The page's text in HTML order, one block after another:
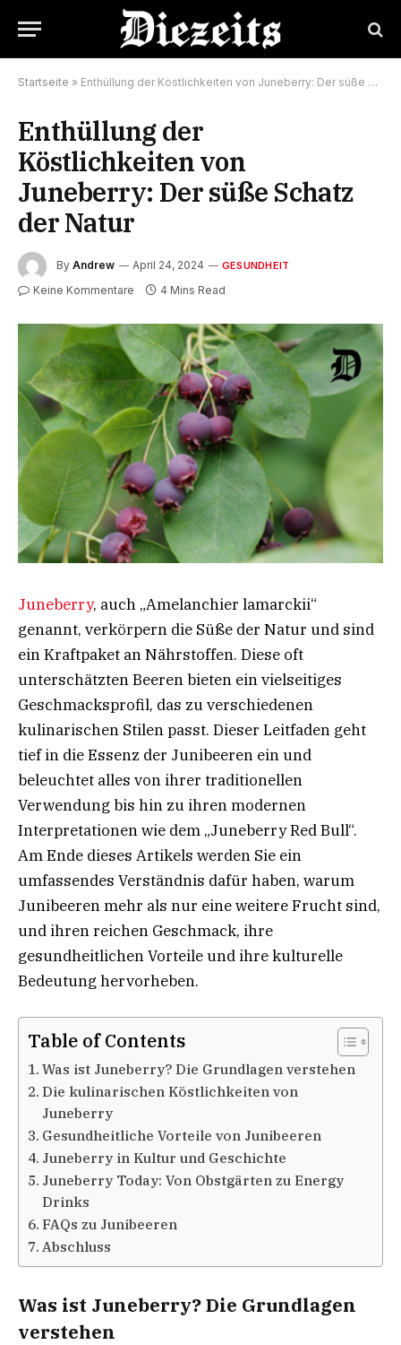
Startseite » Enthüllung der Köstlichkeiten von Juneberry: Der süße Schatz der Natur
Enthüllung der
Köstlichkeiten von
Juneberry: Der süße Schatz
der Natur
By Andrew April 24, 2024 GESUNDHEIT
Keine Kommentare 4 Mins Read
Juneberry, auch „Amelanchier lamarckii“
genannt, verkörpern die Süße der Natur und sind
ein Kraftpaket an Nährstoffen. Diese oft
unterschätzten Beeren bieten ein vielseitiges
Geschmacksprofil, das zu verschiedenen
kulinarischen Stilen passt. Dieser Leitfaden geht
tief in die Essenz der Junibeeren ein und
beleuchtet alles von ihrer traditionellen
Verwendung bis hin zu ihren modernen
Interpretationen wie dem „Juneberry Red Bull“.
Am Ende dieses Artikels werden Sie ein
umfassendes Verständnis dafür haben, warum
Junibeeren mehr als nur eine weitere Frucht sind,
und ihren reichen Geschmack, ihre
gesundheitlichen Vorteile und ihre kulturelle
Bedeutung hervorheben.
Table of Contents
Was ist Juneberry? Die Grundlagen verstehen
Die kulinarischen Köstlichkeiten von
Juneberry
Gesundheitliche Vorteile von Junibeeren
Juneberry in Kultur und Geschichte
Juneberry Today: Von Obstgärten zu Energy
Drinks
FAQs zu Junibeeren
Abschluss
Was ist Juneberry? Die Grundlagen
verstehen